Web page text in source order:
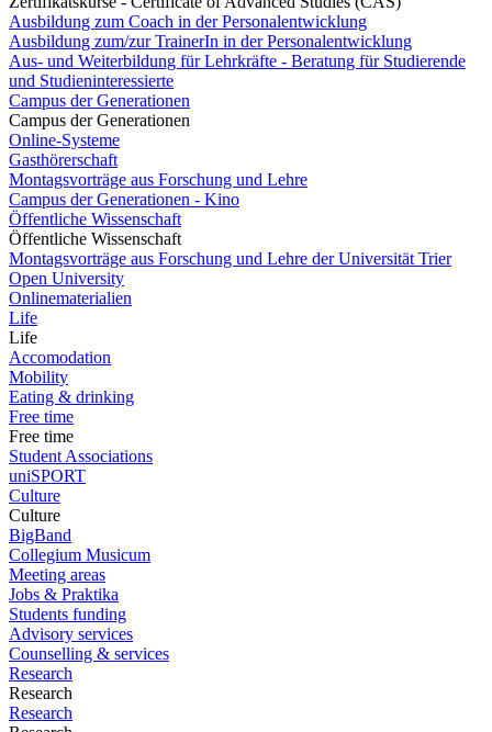
Ausbildung zum Coach in der Personalentwicklung
Ausbildung zum/zur TrainerIn in der Personalentwicklung
Aus- und Weiterbildung für Lehrkräfte - Beratung für Studierende
und Studieninteressierte
Campus der Generationen
Campus der Generationen
Online-Systeme
Gasthörerschaft
Montagsvorträge aus Forschung und Lehre
Campus der Generationen - Kino
Öffentliche Wissenschaft
Öffentliche Wissenschaft
Montagsvorträge aus Forschung und Lehre der Universität Trier
Open University
Onlinematerialien
Life
Life
Accomodation
Mobility
Eating & drinking
Free time
Free time
Student Associations
uniSPORT
Culture
Culture
BigBand
Collegium Musicum
Meeting areas
Jobs & Praktika
Students funding
Advisory services
Counselling & services
Research
Research
Research